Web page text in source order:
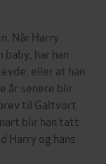
Når Harry
har han
eller at han
år senere blir
til Galtvort
blir han tatt
Harry og hans